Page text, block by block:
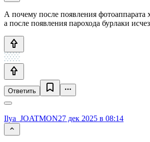
А почему после появления фотоаппарата
а после появления парохода бурлаки
Ответить
Ilya_JOATMON27 дек 2025 в 08:14